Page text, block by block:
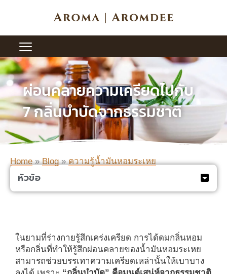
ผ่อนคลายความเครียดไปกับ
7 กลิ่นบำบัดจากธรรมชาติ
Home»Blog»ความรู้น้ำมันหอมระเหย
หัวข้อ
ในยามที่ร่างกายรู้สึกเคร่งเครียด การได้ดมกลิ่นหอม
หรือกลิ่นที่ทำให้รู้สึกผ่อนคลายของน้ำมันหอมระเหย
สามารถช่วยบรรเทาความเครียดเหล่านั้นให้เบาบาง